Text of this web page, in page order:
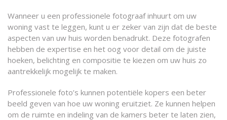
Wanneer u een professionele fotograaf inhuurt om uw
woning vast te leggen, kunt u er zeker van zijn dat de beste
aspecten van uw huis worden benadrukt. Deze fotografen
hebben de expertise en het oog voor detail om de juiste
hoeken, belichting en compositie te kiezen om uw huis zo
aantrekkelijk mogelijk te maken.
Professionele foto’s kunnen potentiële kopers een beter
beeld geven van hoe uw woning eruitziet. Ze kunnen helpen
om de ruimte en indeling van de kamers beter te laten zien,